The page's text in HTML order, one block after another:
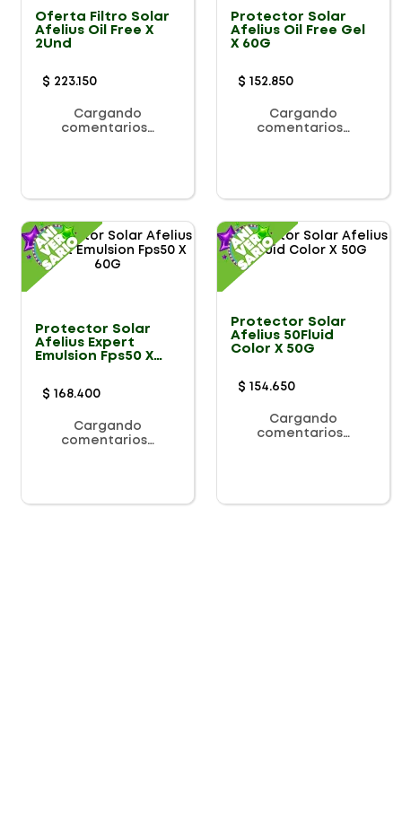
Oferta Filtro Solar
Afelius Oil Free X
2Und
$ 223.150
Cargando
comentarios…
Protector Solar
Afelius Oil Free Gel
X 60G
$ 152.850
Cargando
comentarios…
Protector Solar
Afelius Expert
Emulsion Fps50 X
$ 168.400
Cargando
comentarios…
Protector Solar
Afelius 50Fluid
Color X 50G
$ 154.650
Cargando
comentarios…